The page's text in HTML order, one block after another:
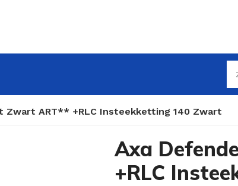
Zwart ART** +RLC Insteekketting 140 Zwart
Axa
+RLC